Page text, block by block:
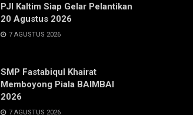
PJI Kaltim Siap Gelar Pelantikan
20 Agustus 2026
7 AGUSTUS 2026
SMP Fastabiqul Khairat
Memboyong Piala BAIMBAI
2026
7 AGUSTUS 2026